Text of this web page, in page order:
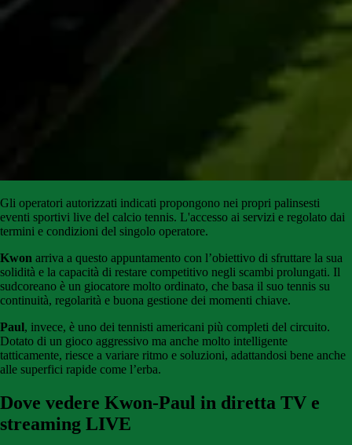
Gli operatori autorizzati indicati propongono nei propri palinsesti
eventi sportivi live del calcio tennis. L'accesso ai servizi e regolato dai
termini e condizioni del singolo operatore.
Kwon arriva a questo appuntamento con l’obiettivo di sfruttare la sua
solidità e la capacità di restare competitivo negli scambi prolungati. Il
sudcoreano è un giocatore molto ordinato, che basa il suo tennis su
continuità, regolarità e buona gestione dei momenti chiave.
Paul, invece, è uno dei tennisti americani più completi del circuito.
Dotato di un gioco aggressivo ma anche molto intelligente
tatticamente, riesce a variare ritmo e soluzioni, adattandosi bene anche
alle superfici rapide come l’erba.
Dove vedere Kwon-Paul in diretta TV e
streaming LIVE